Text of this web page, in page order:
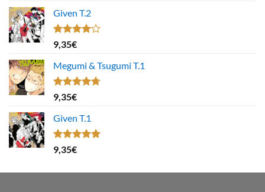
Given T.2
Note
4.00
5
9,35€
Megumi & Tsugumi T.1
Note4.67
sur 5
9,35€
Given T.1
Note5.00
sur 5
9,35€